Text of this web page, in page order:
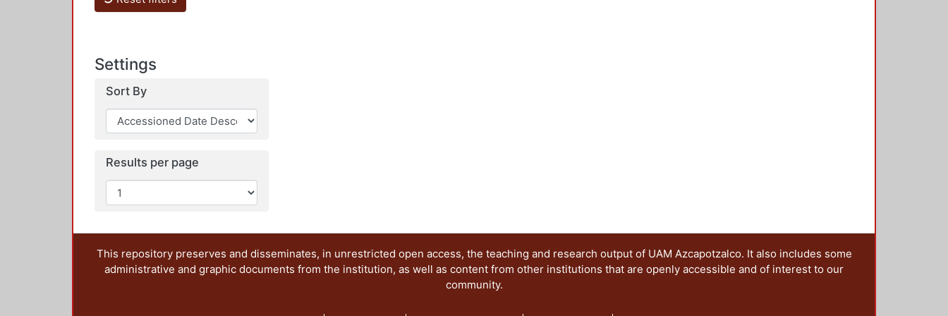
Settings
Sort By
Results per page
juego en el paisaje urbano de la ciudad de México.
This repository preserves and disseminates, in unrestricted open access, the teaching and research output of UAM Azcapotzalco. It also includes some
administrative and graphic documents from the institution, as well as content from other institutions that are openly accessible and of interest to our
community.